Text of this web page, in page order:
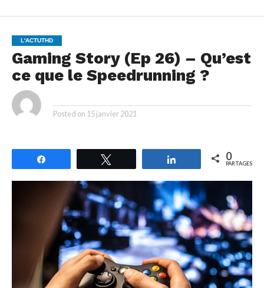
L'ACTUTHD
Gaming Story (Ep 26) – Qu’est
ce que le Speedrunning ?
Posted on 15 janvier 2021
Partagez 0
PARTAGES